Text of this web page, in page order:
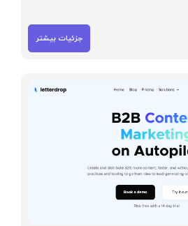
جزئیات بیشتر